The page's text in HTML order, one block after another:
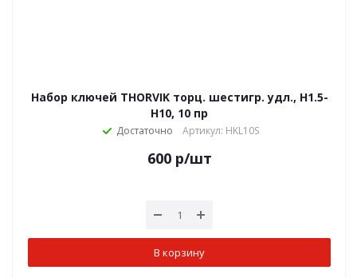
Набор ключей THORVIK торц. шестигр. удл., H1.5-
H10, 10 пр
Достаточно Артикул: HKL10S
600р/шт
В корзину